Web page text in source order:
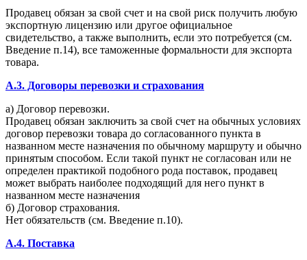
Продавец обязан за свой счет и на свой риск получить любую
экспортную лицензию или другое официальное
свидетельство, а также выполнить, если это потребуется (см.
Введение п.14), все таможенные формальности для экспорта
товара.
A.3. Договоры перевозки и страхования
а) Договор перевозки.
Продавец обязан заключить за свой счет на обычных условиях
договор перевозки товара до согласованного пункта в
названном месте назначения по обычному маршруту и обычно
принятым способом. Если такой пункт не согласован или не
определен практикой подобного рода поставок, продавец
может выбрать наиболее подходящий для него пункт в
названном месте назначения
б) Договор страхования.
Нет обязательств (см. Введение п.10).
A.4. Поставка